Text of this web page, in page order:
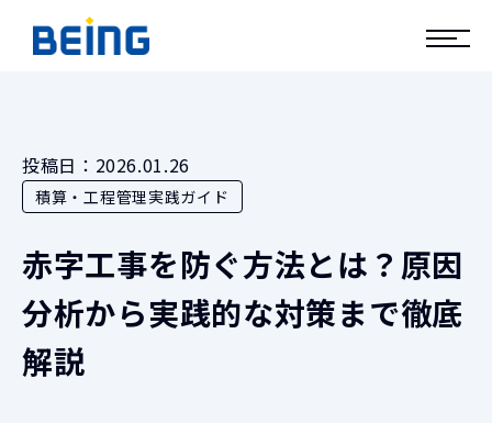
積算・工程管理実践ガイド
投稿日： 2026.01.26
赤字工事を防ぐ方法とは？原因
分析から実践的な対策まで徹底
解説